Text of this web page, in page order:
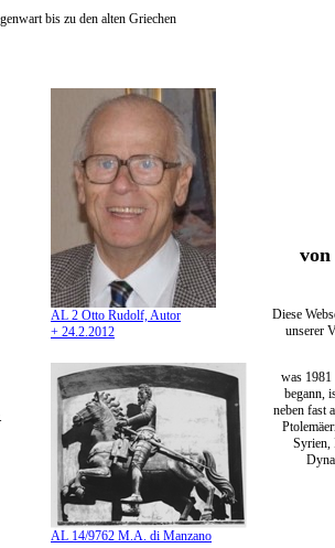
bis zu den alten Griechen
AL 2 Otto Rudolf, Autor
+ 24.2.2012
von
Diese
unserer
was 1981
begann,
neben fast
Syrien,
AL 14/9762 M.A. di Manzano